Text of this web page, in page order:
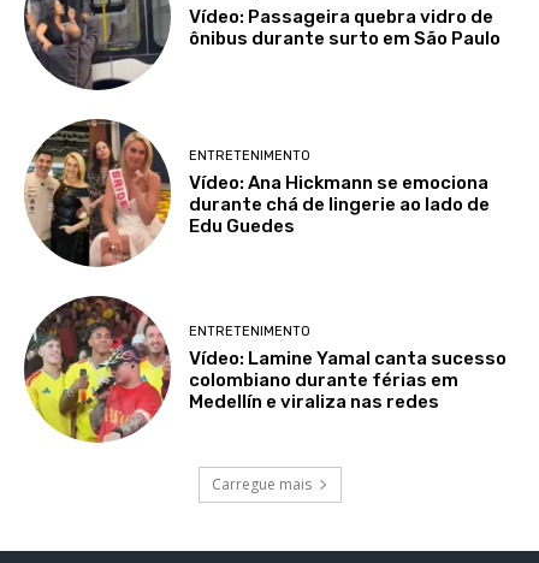
Vídeo: Passageira quebra vidro de
ônibus durante surto em São Paulo
ENTRETENIMENTO
Vídeo: Ana Hickmann se emociona
durante chá de lingerie ao lado de
Edu Guedes
ENTRETENIMENTO
Vídeo: Lamine Yamal canta sucesso
colombiano durante férias em
Medellín e viraliza nas redes
Carregue mais